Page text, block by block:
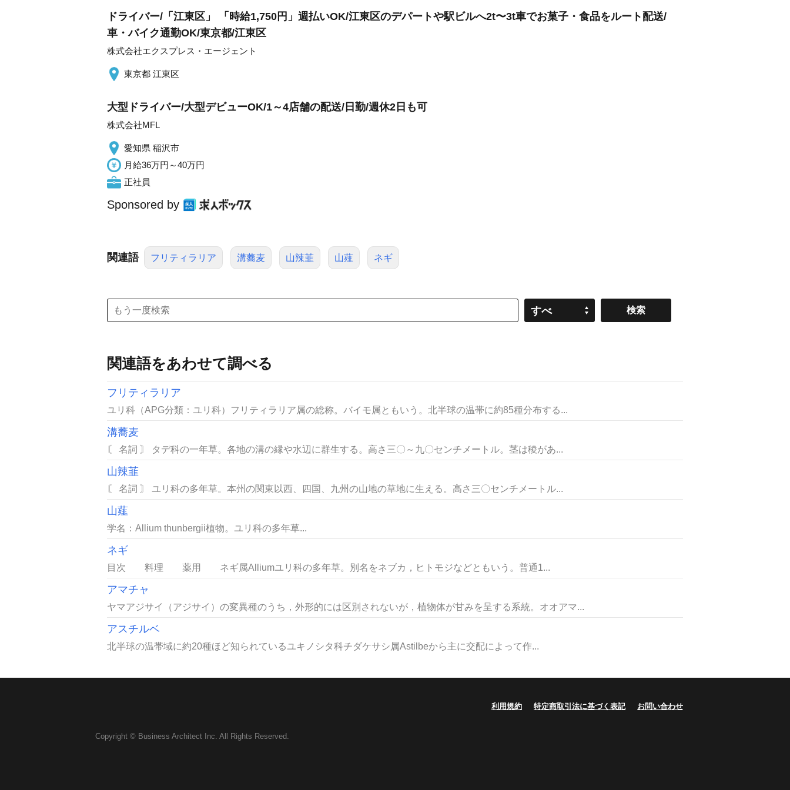
ドライバー/「江東区」 「時給1,750円」週払いOK/江東区のデパートや駅ビルへ2t〜3t車でお菓子・食品をルート配送/
車・バイク通勤OK/東京都/江東区
株式会社エクスプレス・エージェント
東京都 江東区
大型ドライバー/大型デビューOK/1～4店舗の配送/日勤/週休2日も可
株式会社MFL
愛知県 稲沢市
月給36万円～40万円
正社員
Sponsored by
関連語 フリティラリア 溝蕎麦 山辣韮 山薤 ネギ
すべ
関連語をあわせて調べる
フリティラリア
ユリ科（APG分類：ユリ科）フリティラリア属の総称。バイモ属ともいう。北半球の温帯に約85種分布する...
溝蕎麦
〘 名詞 〙 タデ科の一年草。各地の溝の縁や水辺に群生する。高さ三〇～九〇センチメートル。茎は稜があ...
山辣韮
〘 名詞 〙 ユリ科の多年草。本州の関東以西、四国、九州の山地の草地に生える。高さ三〇センチメートル...
山薤
学名：Allium thunbergii植物。ユリ科の多年草...
ネギ
目次 料理 薬用 ネギ属Alliumユリ科の多年草。別名をネブカ，ヒトモジなどともいう。普通1...
アマチャ
ヤマアジサイ（アジサイ）の変異種のうち，外形的には区別されないが，植物体が甘みを呈する系統。オオアマ...
アスチルベ
北半球の温帯域に約20種ほど知られているユキノシタ科チダケサシ属Astilbeから主に交配によって作...
利用規約 特定商取引法に基づく表記 お問い合わせ
Copyright © Business Architect Inc. All Rights Reserved.